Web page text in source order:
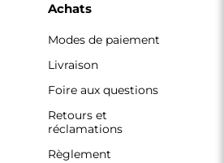
Achats
Modes de paiement
Livraison
Foire aux questions
Retours et
réclamations
Règlement